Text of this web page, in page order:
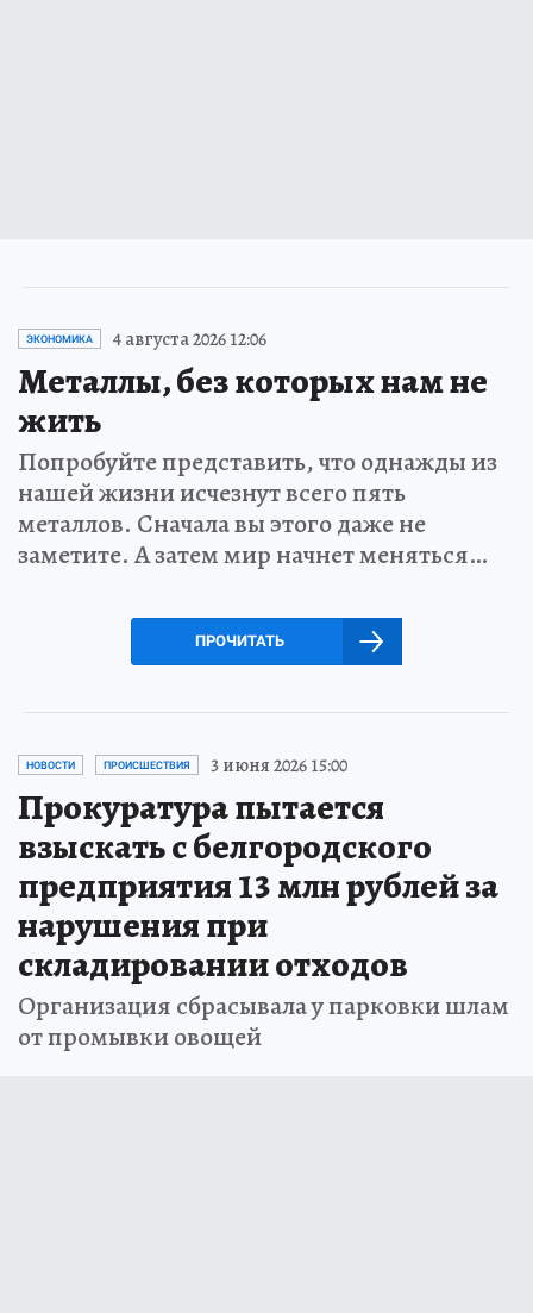
ЭКОНОМИКА 4 августа 2026 12:06
Металлы, без которых нам не
жить
Попробуйте представить, что однажды из
нашей жизни исчезнут всего пять
металлов. Сначала вы этого даже не
заметите. А затем мир начнет меняться…
ПРОЧИТАТЬ
НОВОСТИ ПРОИСШЕСТВИЯ 3 июня 2026 15:00
Прокуратура пытается
взыскать с белгородского
предприятия 13 млн рублей за
нарушения при
складировании отходов
Организация сбрасывала у парковки шлам
от промывки овощей